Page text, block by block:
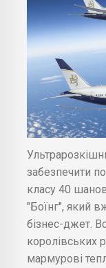
забезпечити
класу 40
"Боїнг", який
бізнес-джет.
королівських
мармурові